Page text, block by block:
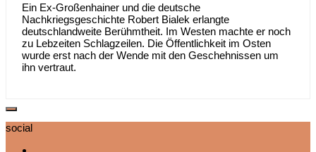
Ein Ex-Großenhainer und die deutsche
Nachkriegsgeschichte Robert Bialek erlangte
deutschlandweite Berühmtheit. Im Westen machte er noch
zu Lebzeiten Schlagzeilen. Die Öffentlichkeit im Osten
wurde erst nach der Wende mit den Geschehnissen um
ihn vertraut.
social